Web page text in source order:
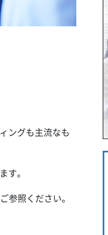
ングも主流なも
す。
参照ください。